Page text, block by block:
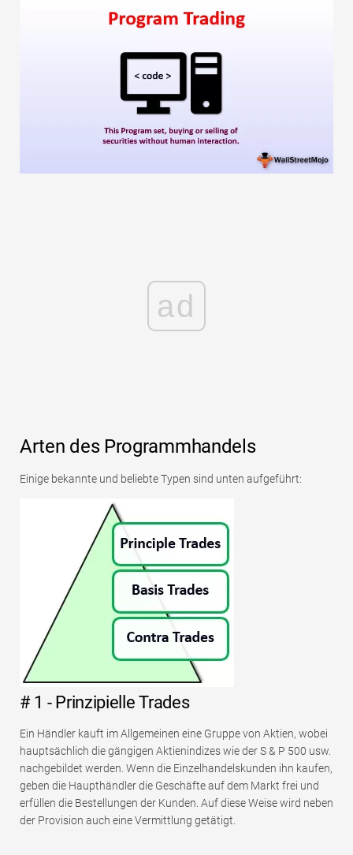
ad
Arten des Programmhandels
Einige bekannte und beliebte Typen sind unten aufgeführt:
# 1 - Prinzipielle Trades
Ein Händler kauft im Allgemeinen eine Gruppe von Aktien, wobei
hauptsächlich die gängigen Aktienindizes wie der S & P 500 usw.
nachgebildet werden. Wenn die Einzelhandelskunden ihn kaufen,
geben die Haupthändler die Geschäfte auf dem Markt frei und
erfüllen die Bestellungen der Kunden. Auf diese Weise wird neben
der Provision auch eine Vermittlung getätigt.